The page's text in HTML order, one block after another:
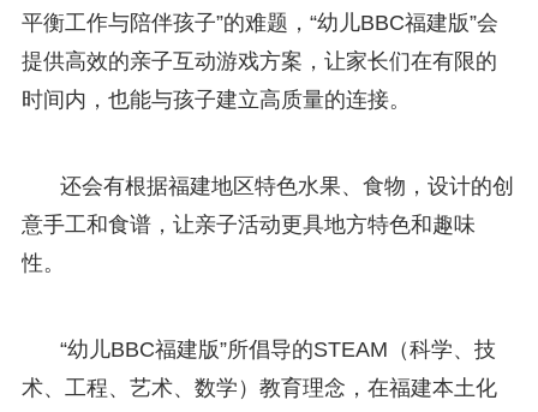
平衡工作与陪伴孩子”的难题，“幼儿BBC福建版”会
提供高效的亲子互动游戏方案，让家长们在有限的
时间内，也能与孩子建立高质量的连接。
还会有根据福建地区特色水果、食物，设计的创
意手工和食谱，让亲子活动更具地方特色和趣味
性。
“幼儿BBC福建版”所倡导的STEAM（科学、技
术、工程、艺术、数学）教育理念，在福建本土化